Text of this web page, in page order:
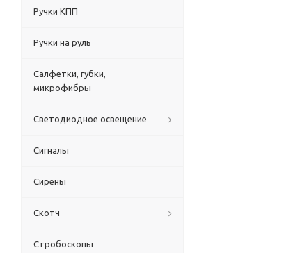
Ручки КПП
Ручки на руль
Салфетки, губки,
микрофибры
Светодиодное освещение
Сигналы
Сирены
Скотч
Стробоскопы